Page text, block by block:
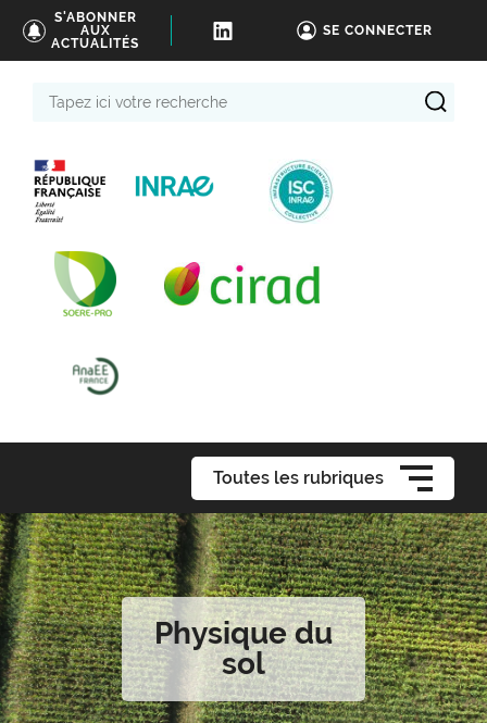
S'ABONNER
AUX
ACTUALITÉS
SE CONNECTER
Toutes les rubriques
Physique du
sol